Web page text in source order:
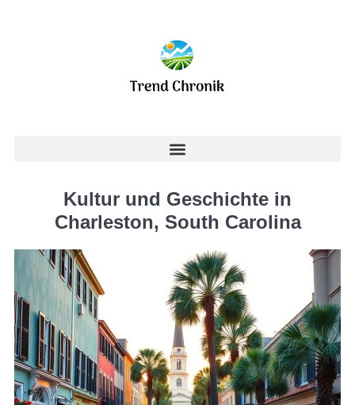
Kultur und Geschichte in
Charleston, South Carolina